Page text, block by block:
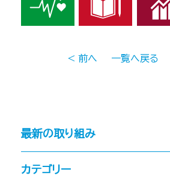
< 前へ 一覧へ戻る
最新の取り組み
カテゴリー